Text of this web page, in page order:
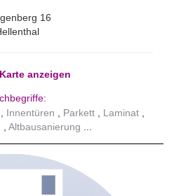
16
anzeigen
Innentüren Parkett
Laminat
Altbausanierung